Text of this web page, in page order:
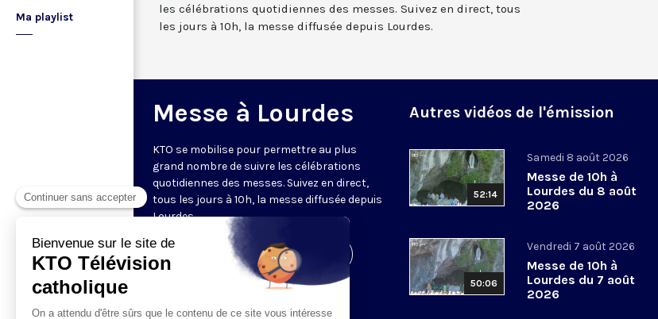
Ma playlist
les célébrations quotidiennes des messes. Suivez en direct, tous
les jours à 10h, la messe diffusée depuis Lourdes.
Messe à Lourdes
KTO se mobilise pour permettre au plus
grand nombre de suivre les célébrations
quotidiennes des messes. Suivez en direct,
tous les jours à 10h, la messe diffusée depuis
Lourdes.
Visiter la page de l'émission
Autres vidéos de l'émission
52:14
Samedi 8 août 2026
Messe de 10h à
Lourdes du 8 août
2026
50:06
Vendredi 7 août 2026
Messe de 10h à
Lourdes du 7 août
2026